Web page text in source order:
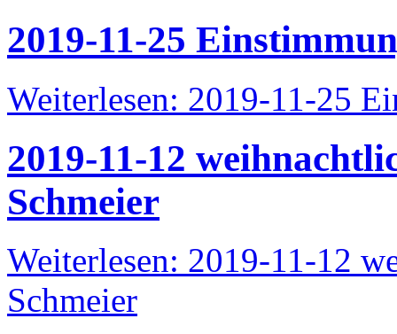
2019-11-25
Weiterlesen: 2019-11-25
2019-11-12
Schmeier
Weiterlesen: 2019-11-12
Schmeier